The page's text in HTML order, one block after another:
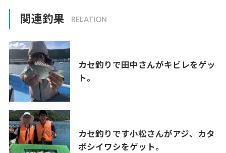
関連釣果
カセ釣りで田中さんがキビレをゲッ
ト。
カセ釣りです小松さんがアジ、カタ
ボシイワシをゲット。